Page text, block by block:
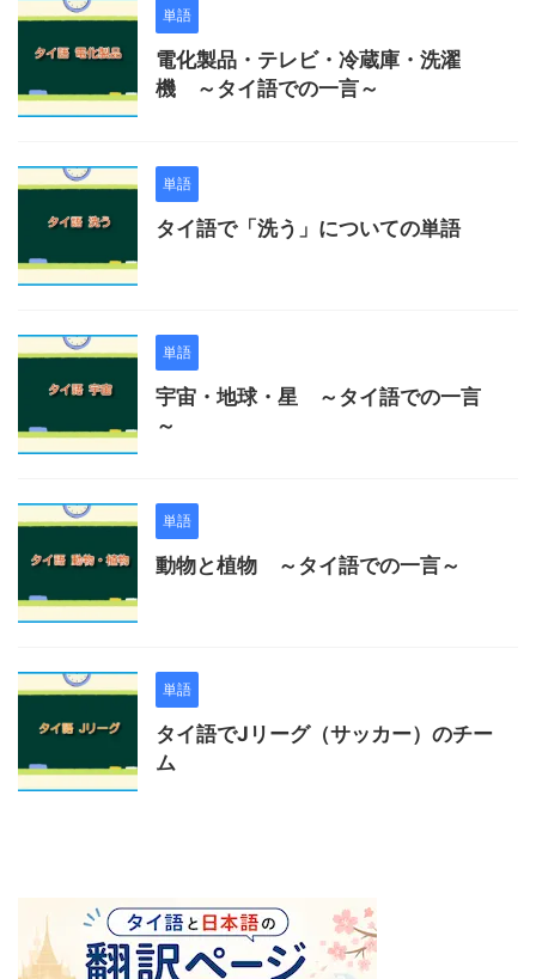
単語
電化製品・テレビ・冷蔵庫・洗濯
機 ～タイ語での一言～
単語
タイ語で「洗う」についての単語
単語
宇宙・地球・星 ～タイ語での一言
～
単語
動物と植物 ～タイ語での一言～
単語
タイ語でJリーグ（サッカー）のチー
ム